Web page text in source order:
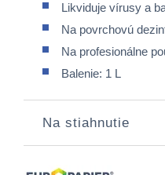
Likviduje vírusy a
Na povrchovú
Na profesionálne
Balenie: 1 L
Na stiahnutie